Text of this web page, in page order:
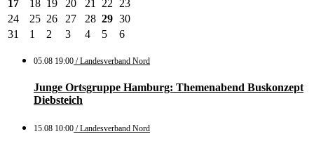
17
18 19 20 21 22
23
24
25 26 27 28 29 30
31
1 2 3 4 5 6
05.08 19:00 / Landesverband Nord
Junge Ortsgruppe Hamburg: Themenabend Buskonzept
Diebsteich
15.08 10:00 / Landesverband Nord